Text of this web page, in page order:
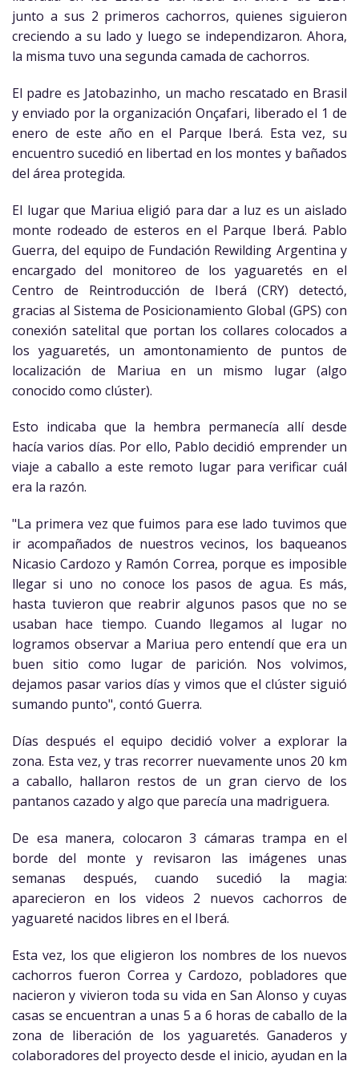
junto a sus 2 primeros cachorros, quienes siguieron
creciendo a su lado y luego se independizaron. Ahora,
la misma tuvo una segunda camada de cachorros.
El padre es Jatobazinho, un macho rescatado en Brasil
y enviado por la organización Onçafari, liberado el 1 de
enero de este año en el Parque Iberá. Esta vez, su
encuentro sucedió en libertad en los montes y bañados
del área protegida.
El lugar que Mariua eligió para dar a luz es un aislado
monte rodeado de esteros en el Parque Iberá. Pablo
Guerra, del equipo de Fundación Rewilding Argentina y
encargado del monitoreo de los yaguaretés en el
Centro de Reintroducción de Iberá (CRY) detectó,
gracias al Sistema de Posicionamiento Global (GPS) con
conexión satelital que portan los collares colocados a
los yaguaretés, un amontonamiento de puntos de
localización de Mariua en un mismo lugar (algo
conocido como clúster).
Esto indicaba que la hembra permanecía allí desde
hacía varios días. Por ello, Pablo decidió emprender un
viaje a caballo a este remoto lugar para verificar cuál
era la razón.
"La primera vez que fuimos para ese lado tuvimos que
ir acompañados de nuestros vecinos, los baqueanos
Nicasio Cardozo y Ramón Correa, porque es imposible
llegar si uno no conoce los pasos de agua. Es más,
hasta tuvieron que reabrir algunos pasos que no se
usaban hace tiempo. Cuando llegamos al lugar no
logramos observar a Mariua pero entendí que era un
buen sitio como lugar de parición. Nos volvimos,
dejamos pasar varios días y vimos que el clúster siguió
sumando punto", contó Guerra.
Días después el equipo decidió volver a explorar la
zona. Esta vez, y tras recorrer nuevamente unos 20 km
a caballo, hallaron restos de un gran ciervo de los
pantanos cazado y algo que parecía una madriguera.
De esa manera, colocaron 3 cámaras trampa en el
borde del monte y revisaron las imágenes unas
semanas después, cuando sucedió la magia:
aparecieron en los videos 2 nuevos cachorros de
yaguareté nacidos libres en el Iberá.
Esta vez, los que eligieron los nombres de los nuevos
cachorros fueron Correa y Cardozo, pobladores que
nacieron y vivieron toda su vida en San Alonso y cuyas
casas se encuentran a unas 5 a 6 horas de caballo de la
zona de liberación de los yaguaretés. Ganaderos y
colaboradores del proyecto desde el inicio, ayudan en la